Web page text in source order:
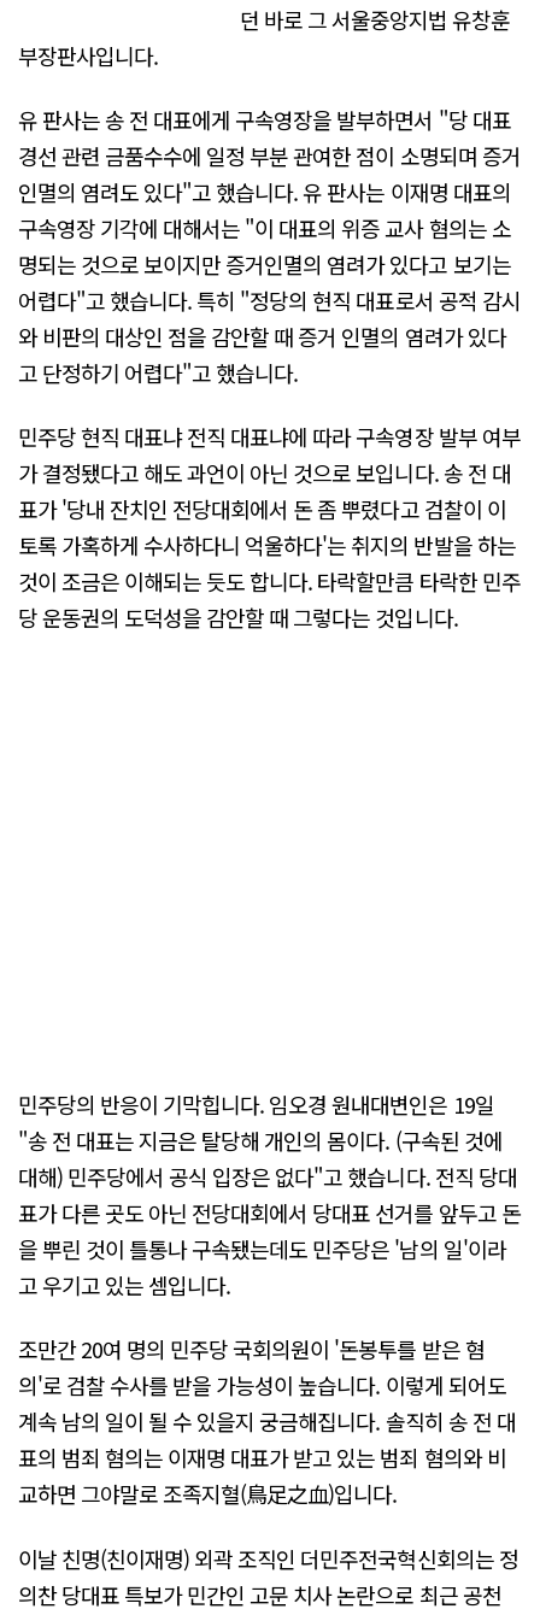
던 바로 그 서울중앙지법 유창훈
부장판사입니다.
유 판사는 송 전 대표에게 구속영장을 발부하면서 "당 대표
경선 관련 금품수수에 일정 부분 관여한 점이 소명되며 증거
인멸의 염려도 있다"고 했습니다. 유 판사는 이재명 대표의
구속영장 기각에 대해서는 "이 대표의 위증 교사 혐의는 소
명되는 것으로 보이지만 증거인멸의 염려가 있다고 보기는
어렵다"고 했습니다. 특히 "정당의 현직 대표로서 공적 감시
와 비판의 대상인 점을 감안할 때 증거 인멸의 염려가 있다
고 단정하기 어렵다"고 했습니다.
민주당 현직 대표냐 전직 대표냐에 따라 구속영장 발부 여부
가 결정됐다고 해도 과언이 아닌 것으로 보입니다. 송 전 대
표가 '당내 잔치인 전당대회에서 돈 좀 뿌렸다고 검찰이 이
토록 가혹하게 수사하다니 억울하다'는 취지의 반발을 하는
것이 조금은 이해되는 듯도 합니다. 타락할만큼 타락한 민주
당 운동권의 도덕성을 감안할 때 그렇다는 것입니다.
민주당의 반응이 기막힙니다. 임오경 원내대변인은 19일
"송 전 대표는 지금은 탈당해 개인의 몸이다. (구속된 것에
대해) 민주당에서 공식 입장은 없다"고 했습니다. 전직 당대
표가 다른 곳도 아닌 전당대회에서 당대표 선거를 앞두고 돈
을 뿌린 것이 틀통나 구속됐는데도 민주당은 '남의 일'이라
고 우기고 있는 셈입니다.
조만간 20여 명의 민주당 국회의원이 '돈봉투를 받은 혐
의'로 검찰 수사를 받을 가능성이 높습니다. 이렇게 되어도
계속 남의 일이 될 수 있을지 궁금해집니다. 솔직히 송 전 대
표의 범죄 혐의는 이재명 대표가 받고 있는 범죄 혐의와 비
교하면 그야말로 조족지혈(鳥足之血)입니다.
이날 친명(친이재명) 외곽 조직인 더민주전국혁신회의는 정
의찬 당대표 특보가 민간인 고문 치사 논란으로 최근 공천